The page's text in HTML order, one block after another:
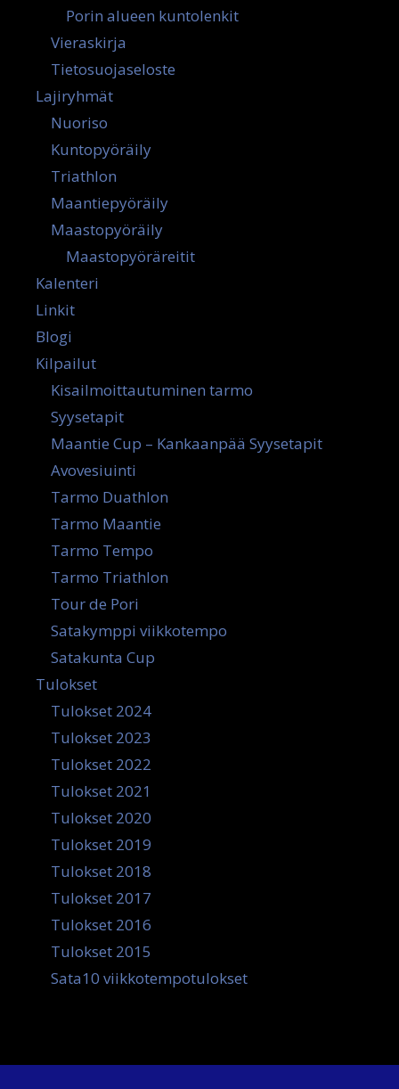
Porin alueen kuntolenkit
Vieraskirja
Tietosuojaseloste
Lajiryhmät
Nuoriso
Kuntopyöräily
Triathlon
Maantiepyöräily
Maastopyöräily
Maastopyöräreitit
Kalenteri
Linkit
Blogi
Kilpailut
Kisailmoittautuminen tarmo
Syysetapit
Maantie Cup – Kankaanpää Syysetapit
Avovesiuinti
Tarmo Duathlon
Tarmo Maantie
Tarmo Tempo
Tarmo Triathlon
Tour de Pori
Satakymppi viikkotempo
Satakunta Cup
Tulokset
Tulokset 2024
Tulokset 2023
Tulokset 2022
Tulokset 2021
Tulokset 2020
Tulokset 2019
Tulokset 2018
Tulokset 2017
Tulokset 2016
Tulokset 2015
Sata10 viikkotempotulokset